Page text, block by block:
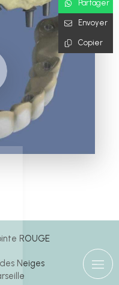
Partager
Envoyer
Copier
ROUGE
Neiges